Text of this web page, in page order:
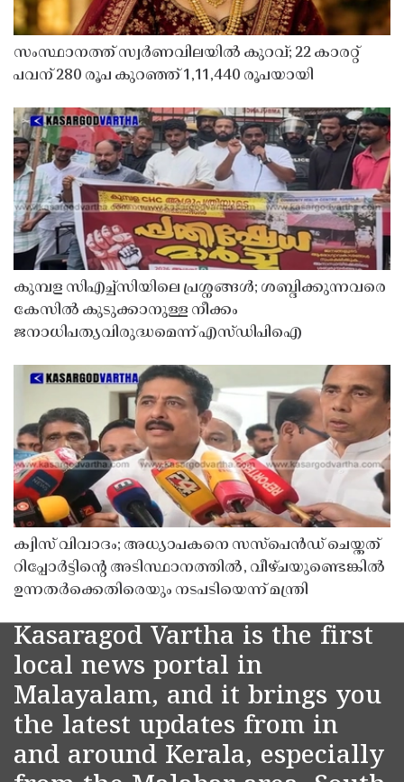
സംസ്ഥാനത്ത് സ്വർണവിലയിൽ കുറവ്; 22 കാരറ്റ്
പവന് 280 രൂപ കുറഞ്ഞ് 1,11,440 രൂപയായി
കുമ്പള സിഎച്ച്സിയിലെ പ്രശ്നങ്ങൾ; ശബ്ദിക്കുന്നവരെ
കേസിൽ കുടുക്കാനുള്ള നീക്കം
ജനാധിപത്യവിരുദ്ധമെന്ന് എസ്ഡിപിഐ
ക്വിസ് വിവാദം; അധ്യാപകനെ സസ്‌പെൻഡ് ചെയ്തത്
റിപ്പോർട്ടിൻ്റെ അടിസ്ഥാനത്തിൽ, വീഴ്ചയുണ്ടെങ്കിൽ
ഉന്നതർക്കെതിരെയും നടപടിയെന്ന് മന്ത്രി
Kasaragod Vartha is the first
local news portal in
Malayalam, and it brings you
the latest updates from in
and around Kerala, especially